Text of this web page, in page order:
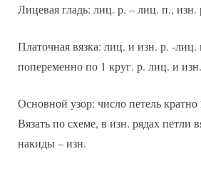
Лицевая гладь: лиц. р. – лиц. п., изн.
Платочная вязка: лиц. и изн. р. -лиц.
попеременно по 1 круг. р. лиц. и изн.
Основной узор: число петель
Вязать по схеме, в изн. рядах петли
накиды – изн.